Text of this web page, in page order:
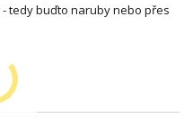
tedy buďto naruby nebo přes